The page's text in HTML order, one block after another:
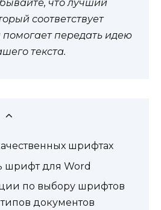
что лучший
соответствует
передать идею
текста.
шрифтах
шрифт для Word
по выбору шрифтов
документов